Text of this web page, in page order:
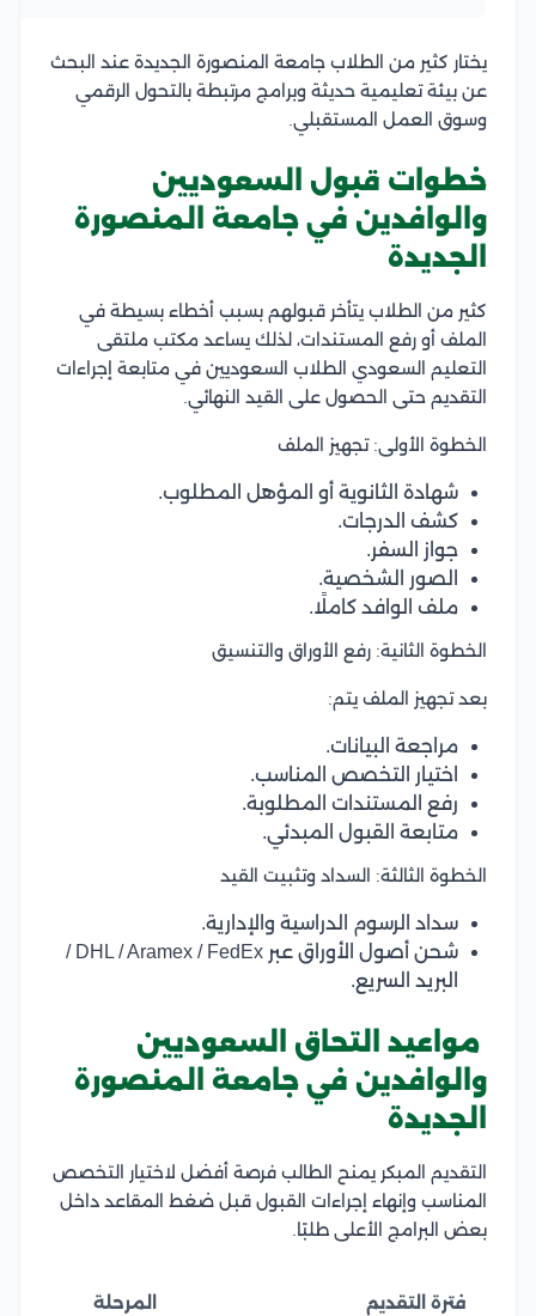
يختار كثير من الطلاب جامعة المنصورة الجديدة عند البحث
عن بيئة تعليمية حديثة وبرامج مرتبطة بالتحول الرقمي
وسوق العمل المستقبلي.
خطوات قبول السعوديين
والوافدين في جامعة المنصورة
الجديدة
كثير من الطلاب يتأخر قبولهم بسبب أخطاء بسيطة في
الملف أو رفع المستندات، لذلك يساعد مكتب ملتقى
التعليم السعودي الطلاب السعوديين في متابعة إجراءات
التقديم حتى الحصول على القيد النهائي.
الخطوة الأولى: تجهيز الملف
شهادة الثانوية أو المؤهل المطلوب.
كشف الدرجات.
جواز السفر.
الصور الشخصية.
ملف الوافد كاملًا.
الخطوة الثانية: رفع الأوراق والتنسيق
بعد تجهيز الملف يتم:
مراجعة البيانات.
اختيار التخصص المناسب.
رفع المستندات المطلوبة.
متابعة القبول المبدئي.
الخطوة الثالثة: السداد وتثبيت القيد
سداد الرسوم الدراسية والإدارية.
شحن أصول الأوراق عبر DHL / Aramex / FedEx /
البريد السريع.
مواعيد التحاق السعوديين
والوافدين في جامعة المنصورة
الجديدة
التقديم المبكر يمنح الطالب فرصة أفضل لاختيار التخصص
المناسب وإنهاء إجراءات القبول قبل ضغط المقاعد داخل
بعض البرامج الأعلى طلبًا.
فترة التقديم المرحلة